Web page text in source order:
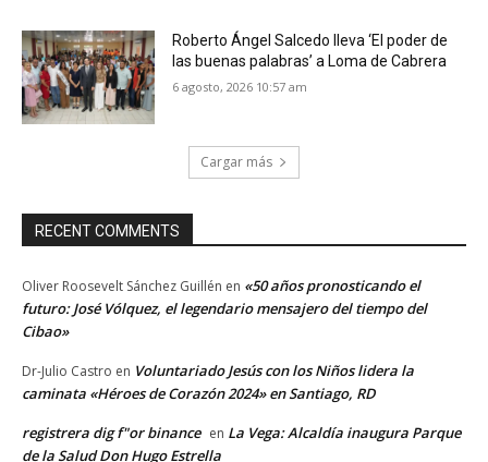
Roberto Ángel Salcedo lleva ‘El poder de
las buenas palabras’ a Loma de Cabrera
6 agosto, 2026 10:57 am
Cargar más
RECENT COMMENTS
Oliver Roosevelt Sánchez Guillén en «50 años pronosticando el
futuro: José Vólquez, el legendario mensajero del tiempo del
Cibao»
Dr-Julio Castro en Voluntariado Jesús con los Niños lidera la
caminata «Héroes de Corazón 2024» en Santiago, RD
registrera dig f"or binance en La Vega: Alcaldía inaugura Parque
de la Salud Don Hugo Estrella